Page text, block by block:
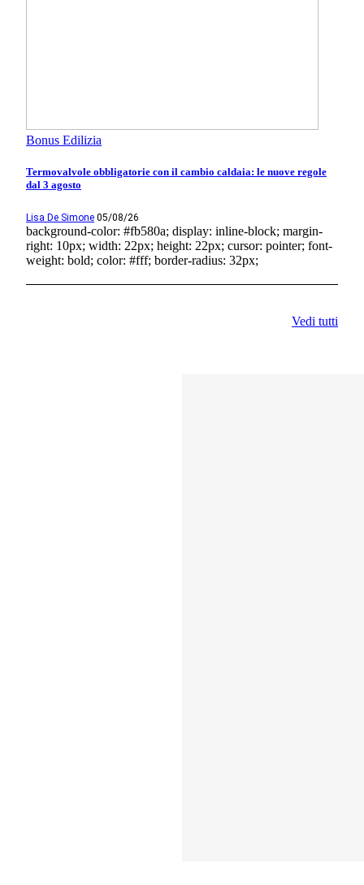
Bonus Edilizia
Termovalvole obbligatorie con il cambio caldaia: le nuove regole
dal 3 agosto
Lisa De Simone 05/08/26
background-color: #fb580a; display: inline-block; margin-
right: 10px; width: 22px; height: 22px; cursor: pointer; font-
weight: bold; color: #fff; border-radius: 32px;
Vedi tutti